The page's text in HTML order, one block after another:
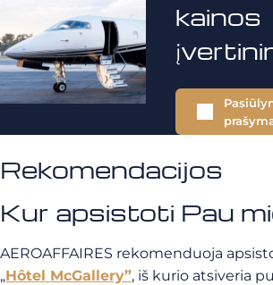
kainos
Rekomendacijos
Kur apsistoti Pau
AEROAFFAIRES rekomenduoja
„Hôtel McGallery”, iš kurio atsiveria